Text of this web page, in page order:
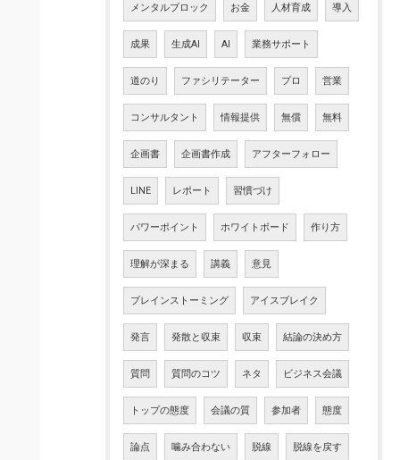
メンタルブロック お金 人材育成 導入
成果 生成AI AI 業務サポート
道のり ファシリテーター プロ 営業
コンサルタント 情報提供 無償 無料
企画書 企画書作成 アフターフォロー
LINE レポート 習慣づけ
パワーポイント ホワイトボード 作り方
理解が深まる 講義 意見
ブレインストーミング アイスブレイク
発言 発散と収束 収束 結論の決め方
質問 質問のコツ ネタ ビジネス会議
トップの態度 会議の質 参加者 態度
論点 噛み合わない 脱線 脱線を戻す